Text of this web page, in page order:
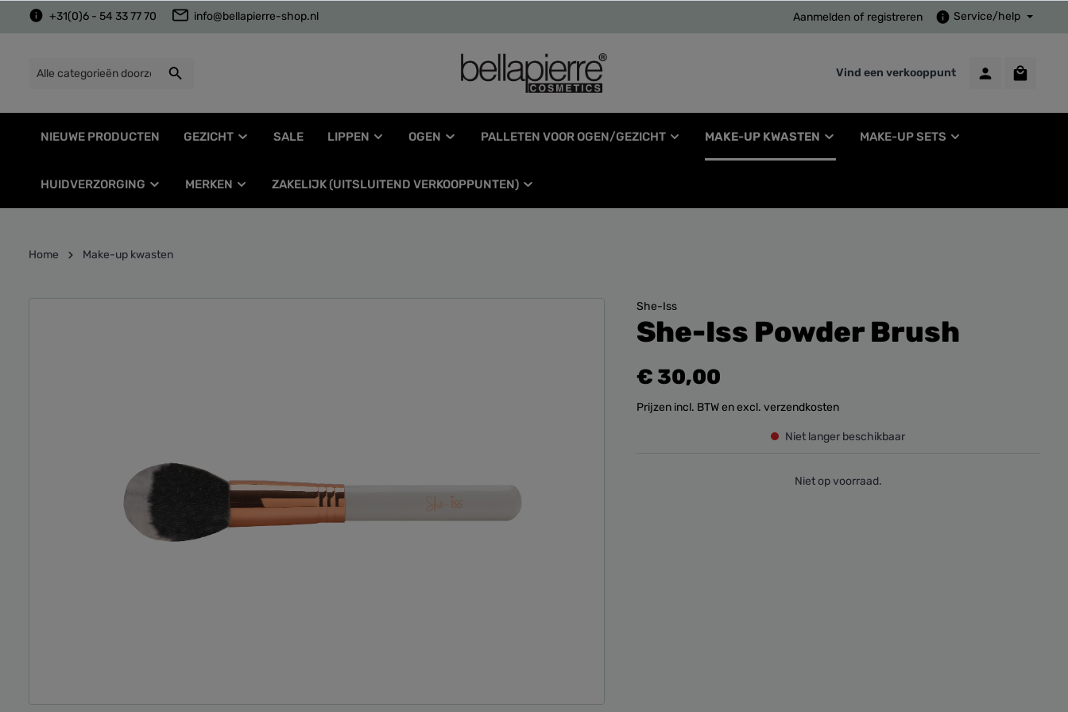
+31(0)6 - 54 33 77 70 info@bellapierre-shop.nl Aanmelden of registreren Service/help
Vind een verkooppunt
NIEUWE PRODUCTEN GEZICHT SALE LIPPEN OGEN PALLETEN VOOR OGEN/GEZICHT MAKE-UP KWASTEN MAKE-UP SETS
HUIDVERZORGING MERKEN ZAKELIJK (UITSLUITEND VERKOOPPUNTEN)
Home Make-up kwasten
She-Iss
She-Iss Powder Brush
€ 30,00
Prijzen incl. BTW en excl. verzendkosten
Niet langer beschikbaar
Niet op voorraad.